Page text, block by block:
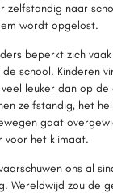
zelfstandig naar
wordt opgelost.
beperkt zich
school. Kinderen
leuker dan op de
zelfstandig, het
gaat
voor het klimaat.
ons al
Wereldwijd zou de